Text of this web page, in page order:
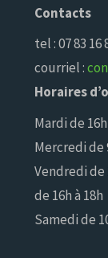
Contacts
tel : 07 83 16
courriel :
Horaires
Mardi de
Mercredi de
Vendredi de
de 16h à 18h
Samedi de